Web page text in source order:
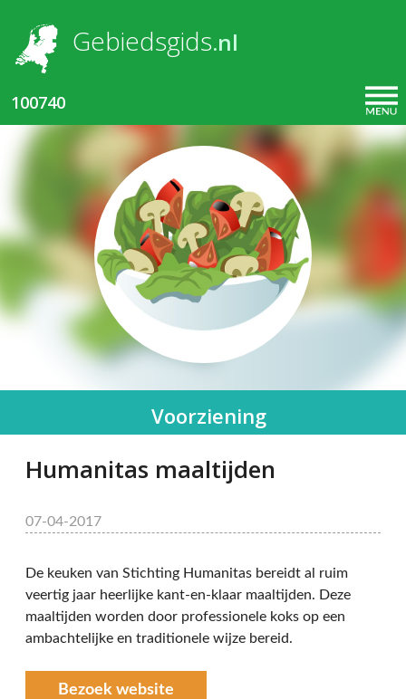
Voorziening
Gebiedsgids.nl
100740
Humanitas maaltijden
07-04-2017
De keuken van Stichting Humanitas bereidt al ruim
veertig jaar heerlijke kant-en-klaar maaltijden. Deze
maaltijden worden door professionele koks op een
ambachtelijke en traditionele wijze bereid.
Bezoek website